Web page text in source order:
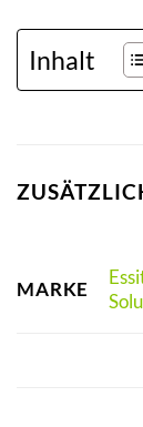
Inhalt
MARKE